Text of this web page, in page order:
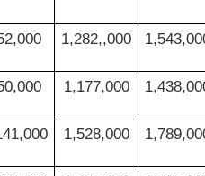
1,282,,000
1,177,000
1,528,000